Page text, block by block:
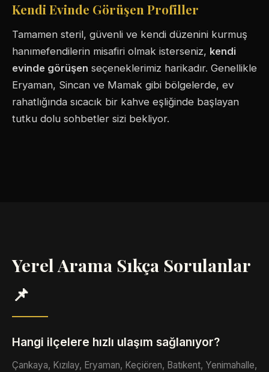
Kendi Evinde Görüşen Profiller
Tamamen steril, güvenli ve kendi düzenini kurmuş
hanımefendilerin misafiri olmak isterseniz, kendi
evinde görüşen seçeneklerimiz harikadır. Genellikle
Eryaman, Sincan ve Mamak gibi bölgelerde, ev
rahatlığında sıcacık bir kahve eşliğinde başlayan
tutku dolu sohbetler sizi bekliyor.
Yerel Arama Sıkça Sorulanlar
📌
Hangi ilçelere hızlı ulaşım sağlanıyor?
Çankaya, Kızılay, Eryaman, Keçiören, Batıkent, Yenimahalle,